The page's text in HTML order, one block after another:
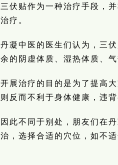
三伏贴作为一种治疗手段，
治疗。
丹凝中医的医生们认为，三
余的阴虚体质、湿热体质、
开展治疗的目的是为了提高
则反而不利于身体健康，违背
因此不同于别处，朋友们在
治，选择合适的穴位，如不适